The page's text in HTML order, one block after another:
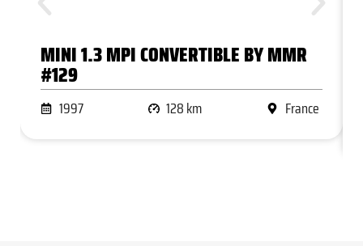
MINI 1.3 MPI CONVERTIBLE BY MMR
#129
1997 128 km France